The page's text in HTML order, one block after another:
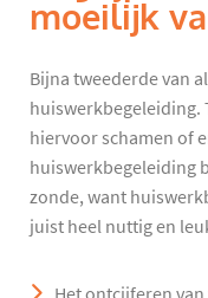
moeilijk
Bijna tweederde van
huiswerkbegeleiding.
hiervoor schamen of
huiswerkbegeleiding
zonde, want
juist heel nuttig en